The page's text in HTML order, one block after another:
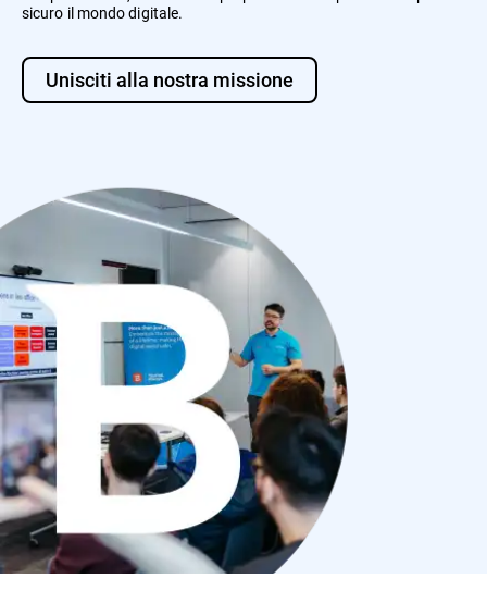
sicuro il mondo digitale.
Unisciti alla nostra missione